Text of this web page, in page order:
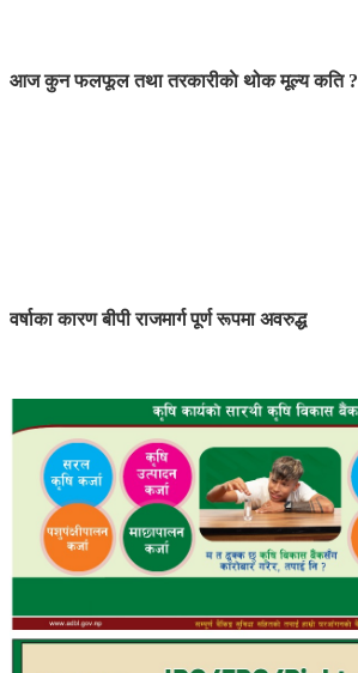
आज कुन फलफूल तथा तरकारीकाे थोक मूल्य कति ?
वर्षाका कारण बीपी राजमार्ग पूर्ण रूपमा अवरुद्ध